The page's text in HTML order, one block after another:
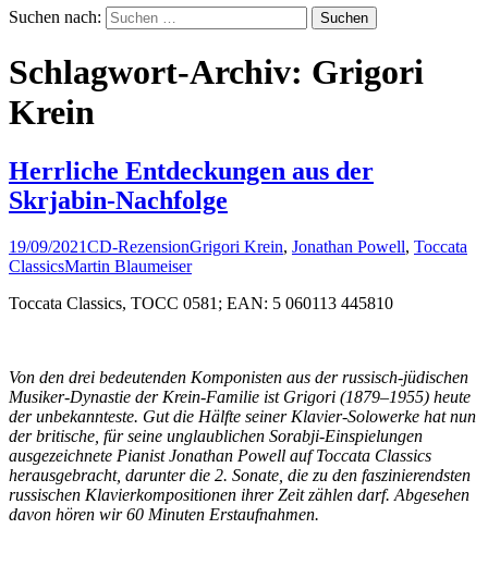
Suchen nach:
Schlagwort-Archiv: Grigori
Krein
Herrliche Entdeckungen aus der
Skrjabin-Nachfolge
19/09/2021CD-RezensionGrigori Krein, Jonathan Powell, Toccata
ClassicsMartin Blaumeiser
Toccata Classics, TOCC 0581; EAN: 5 060113 445810
Von den drei bedeutenden Komponisten aus der russisch-jüdischen
Musiker-Dynastie der Krein-Familie ist Grigori (1879–1955) heute
der unbekannteste. Gut die Hälfte seiner Klavier-Solowerke hat nun
der britische, für seine unglaublichen Sorabji-Einspielungen
ausgezeichnete Pianist Jonathan Powell auf Toccata Classics
herausgebracht, darunter die 2. Sonate, die zu den faszinierendsten
russischen Klavierkompositionen ihrer Zeit zählen darf. Abgesehen
davon hören wir 60 Minuten Erstaufnahmen.